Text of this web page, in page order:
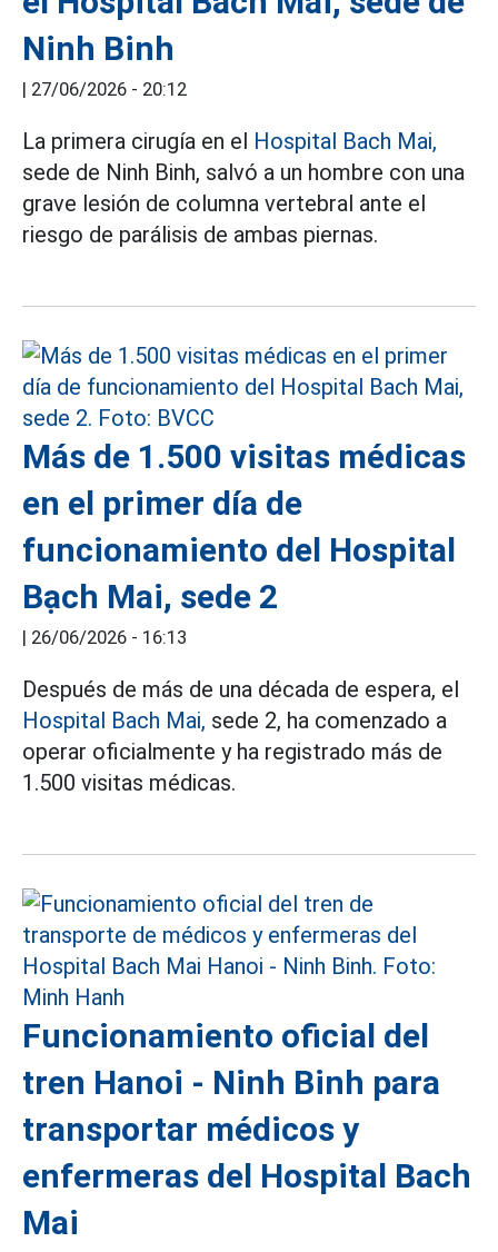
Ninh Binh
| 27/06/2026 - 20:12
La primera cirugía en el Hospital Bach Mai,
sede de Ninh Binh, salvó a un hombre con una
grave lesión de columna vertebral ante el
riesgo de parálisis de ambas piernas.
Más de 1.500 visitas médicas
en el primer día de
funcionamiento del Hospital
Bạch Mai, sede 2
| 26/06/2026 - 16:13
Después de más de una década de espera, el
Hospital Bach Mai, sede 2, ha comenzado a
operar oficialmente y ha registrado más de
1.500 visitas médicas.
Funcionamiento oficial del
tren Hanoi - Ninh Binh para
transportar médicos y
enfermeras del Hospital Bach
Mai